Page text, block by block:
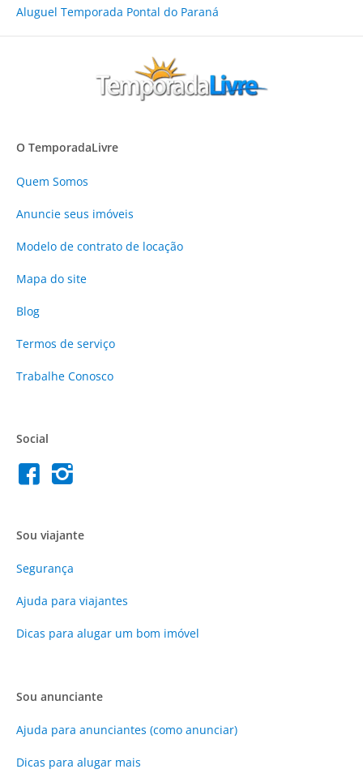
Aluguel Temporada Pontal do Paraná
O TemporadaLivre
Quem Somos
Anuncie seus imóveis
Modelo de contrato de locação
Mapa do site
Blog
Termos de serviço
Trabalhe Conosco
Social
Sou viajante
Segurança
Ajuda para viajantes
Dicas para alugar um bom imóvel
Sou anunciante
Ajuda para anunciantes (como anunciar)
Dicas para alugar mais